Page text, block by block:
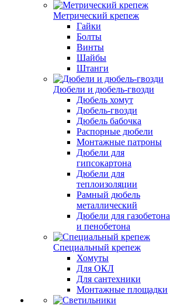
Метрический крепеж
Гайки
Болты
Винты
Шайбы
Штанги
Дюбели и дюбель-гвозди
Дюбель хомут
Дюбель-гвозди
Дюбель бабочка
Распорные дюбели
Монтажные патроны
Дюбели для
гипсокартона
Дюбели для
теплоизоляции
Рамный дюбель
металлический
Дюбели для газобетона
и пенобетона
Специальный крепеж
Хомуты
Для ОКЛ
Для сантехники
Монтажные площадки